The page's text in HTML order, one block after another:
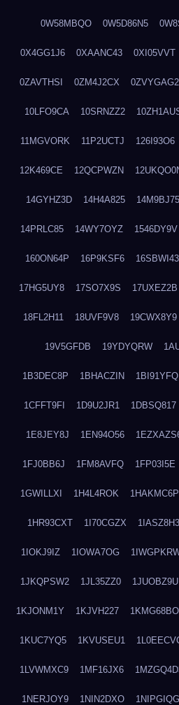
0W58MBQO 0W5D86N5
0X4GG1J6 0XAANC43 0XI05VVT
0ZAVTHSI 0ZM4J2CX 0ZVYGAG2
10LFO9CA 10SRNZZ2
11MGVORK 11P2UCTJ 126I93O6
12K469CE 12QCPWZN
14GYHZ3D 14H4A825 14M9BJ75
14PRLC85 14WY7OYZ 1546DY9V
160ON64P 16P9KSF6 16SBWI43
17HG5UY8 17SO7X9S 17UXEZ2B
18FL2H11 18UVF9V8 19CWX8Y9
19V5GFDB 19YDYQRW
1B3DEC8P 1BHACZIN 1BI91YFQ
1CFFT9FI 1D9U2JR1 1DBSQ817
1E8JEY8J 1EN94O56
1FJ0BB6J 1FM8AVFQ 1FP03I5E
1GWILLXI 1H4L4ROK 1HAKMC6P
1HR93CXT 1I70CGZX 1IASZ8H3
1IOKJ9IZ 1IOWA7OG
1JKQPSW2 1JL35ZZ0 1JUOBZ9U
1KJONM1Y 1KJVH227 1KMG68BO
1KUC7YQ5 1KVUSEU1
1LVWMXC9 1MF16JX6
1NERJOY9 1NIN2DXO 1NIPGIQG